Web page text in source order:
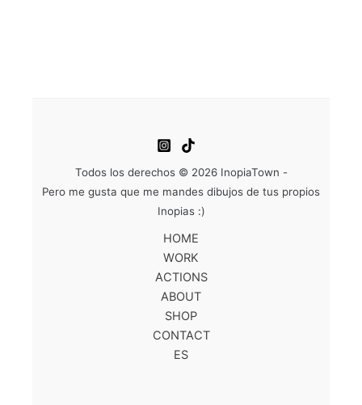
Todos los derechos © 2026 InopiaTown -
Pero me gusta que me mandes dibujos de tus propios
Inopias :)
HOME
WORK
ACTIONS
ABOUT
SHOP
CONTACT
ES